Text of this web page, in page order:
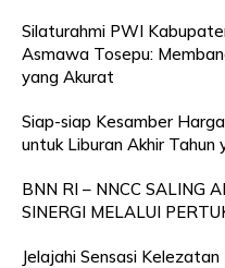
Silaturahmi PWI
Asmawa Tosepu:
yang Akurat
Siap-siap Kesamber
untuk Liburan Akhir
BNN RI – NNCC SALING
SINERGI MELALUI
Jelajahi Sensasi